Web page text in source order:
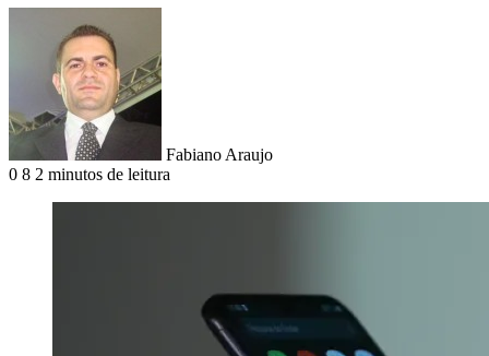
Fabiano Araujo
0 8 2 minutos de leitura